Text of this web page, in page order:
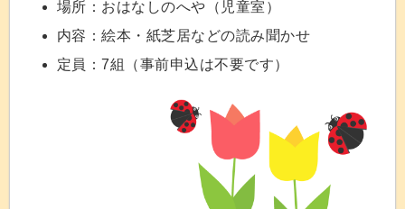
場所：おはなしのへや（児童室）
内容：絵本・紙芝居などの読み聞かせ
定員：7組（事前申込は不要です）